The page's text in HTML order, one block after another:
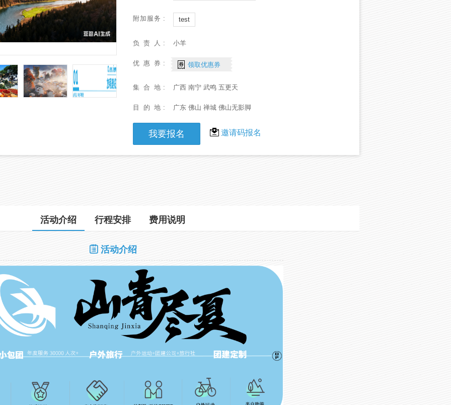
附加服务 test
负责人 小羊
优惠券 领取优惠券
集合地 广西 南宁 武鸣 五更天
目的地 广东 佛山 禅城 佛山无影脚
我要报名 邀请码报名
活动介绍 行程安排 费用说明
活动介绍